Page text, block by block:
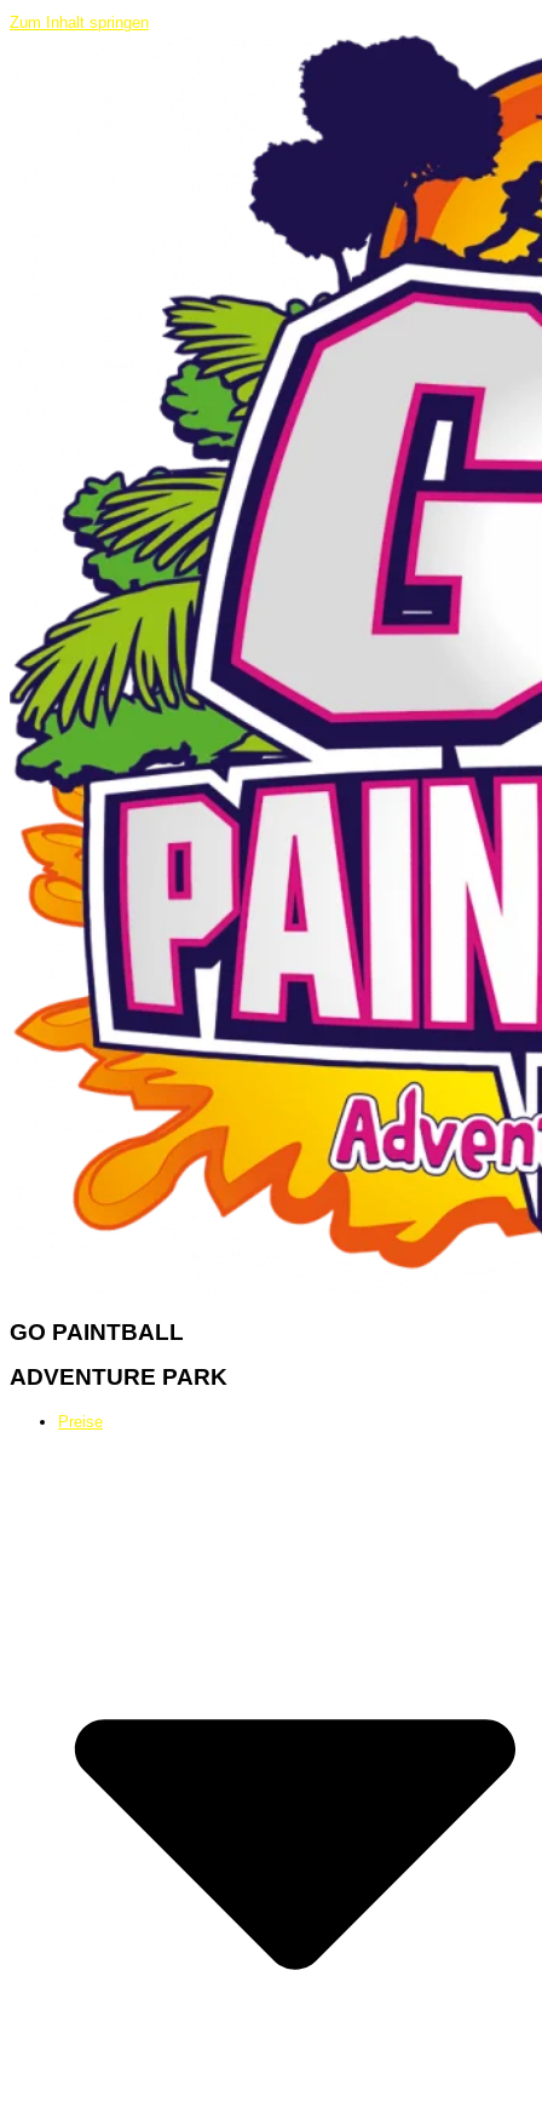
Zum Inhalt springen
GO PAINTBALL
ADVENTURE PARK
Preise